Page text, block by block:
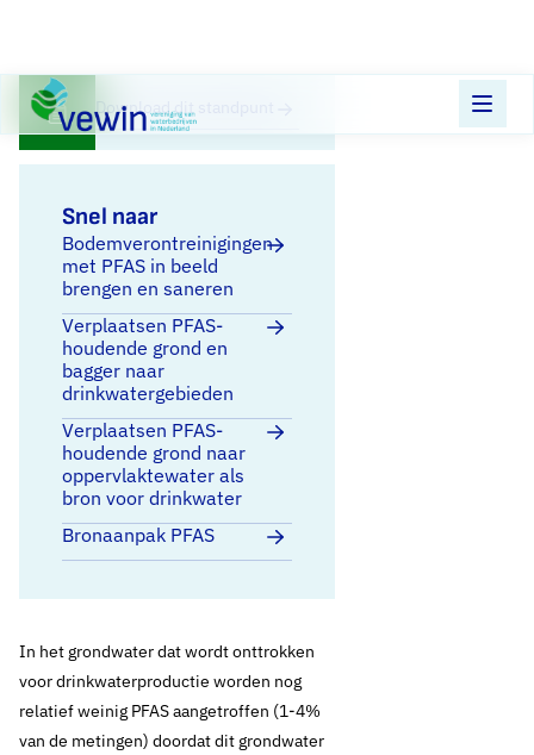
Direct naar content
Terug naar de startpagina
Download dit standpunt
Snel naar
Bodemverontreinigingen
met PFAS in beeld
brengen en saneren
Verplaatsen PFAS-
houdende grond en
bagger naar
drinkwatergebieden
Verplaatsen PFAS-
houdende grond naar
oppervlaktewater als
bron voor drinkwater
Bronaanpak PFAS
In het grond­water dat wordt onttrokken
voor drinkwaterproductie worden nog
relatief weinig PFAS aangetroffen (1-4%
van de metingen) doordat dit grondwater